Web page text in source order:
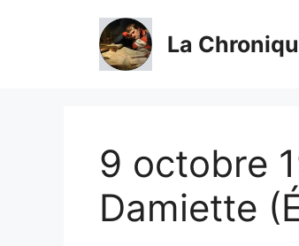
La
9 octobre
Damiette